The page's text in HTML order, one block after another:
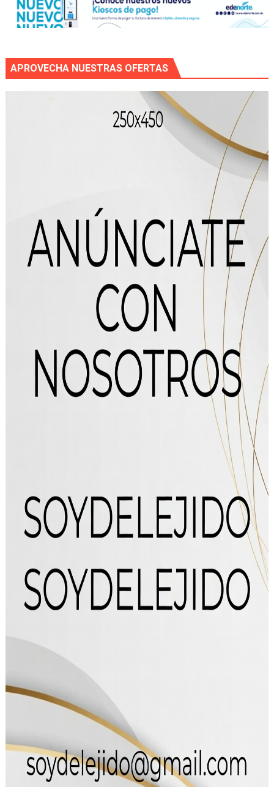
APROVECHA NUESTRAS OFERTAS